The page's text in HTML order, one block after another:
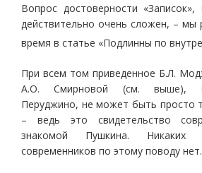
Вопрос достоверности
действительно очень сложен, – мы
время в статье «Подлинны по
При всем том приведенное Б.Л.
А.О. Смирновой (см. выше),
Перуджино, не может быть просто
– ведь это свидетельство
знакомой Пушкина. Никаких
современников по этому поводу нет.